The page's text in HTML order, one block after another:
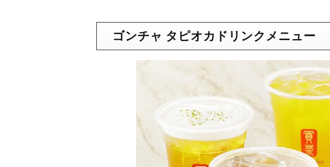
ゴンチャ タピオカドリンクメニュー